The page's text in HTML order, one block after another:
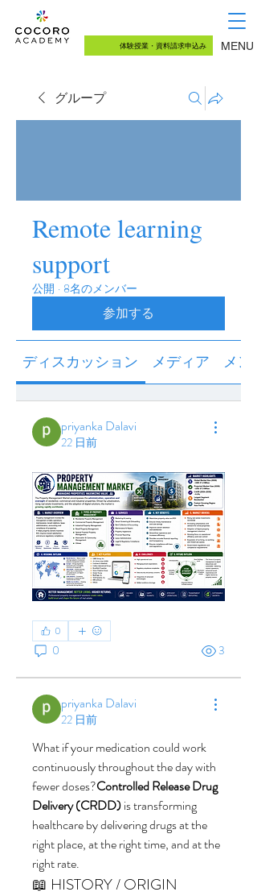
体験授業・資料請求申込み MENU
グループ
Remote learning
support
公開 · 8名のメンバー
参加する
ディスカッション メディア メン
priyanka Dalavi
22 日前
0
0 3
priyanka Dalavi
22 日前
What if your medication could work
continuously throughout the day with
fewer doses?Controlled Release Drug
Delivery (CRDD) is transforming
healthcare by delivering drugs at the
right place, at the right time, and at the
right rate.
📖 HISTORY / ORIGIN